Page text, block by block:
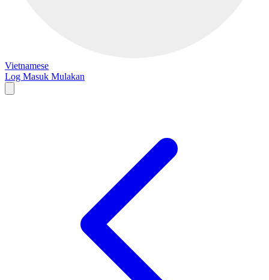
Vietnamese
Log Masuk Mulakan